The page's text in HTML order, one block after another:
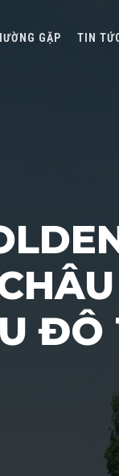
GẶP TIN
ĐÔ